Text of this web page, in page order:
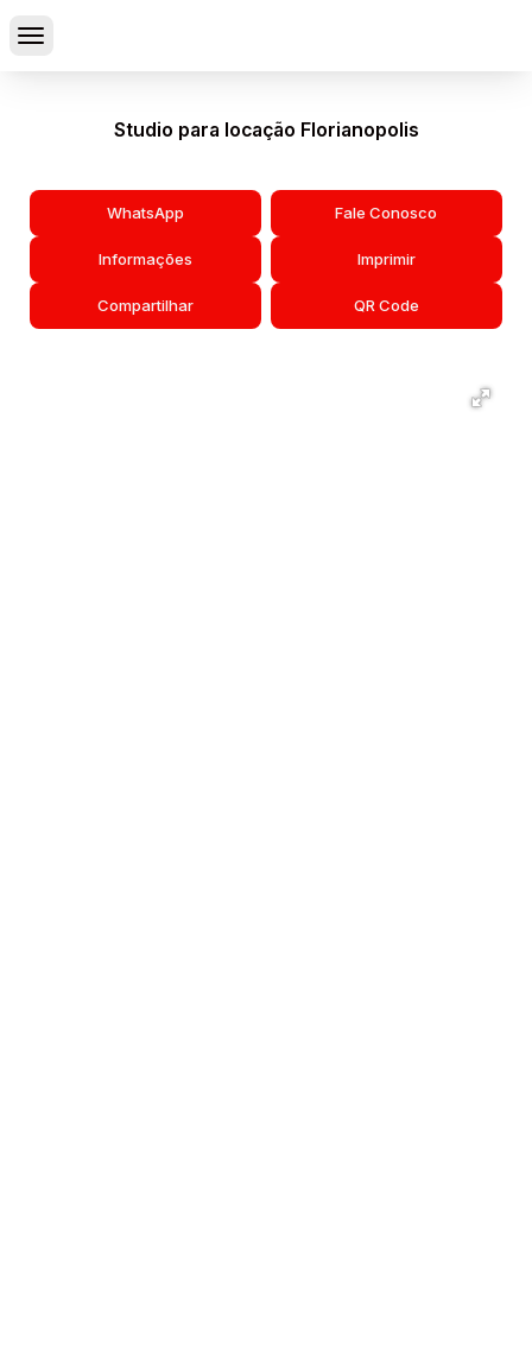
Studio para locação Florianopolis
WhatsApp Fale Conosco
Informações Imprimir
Compartilhar QR Code